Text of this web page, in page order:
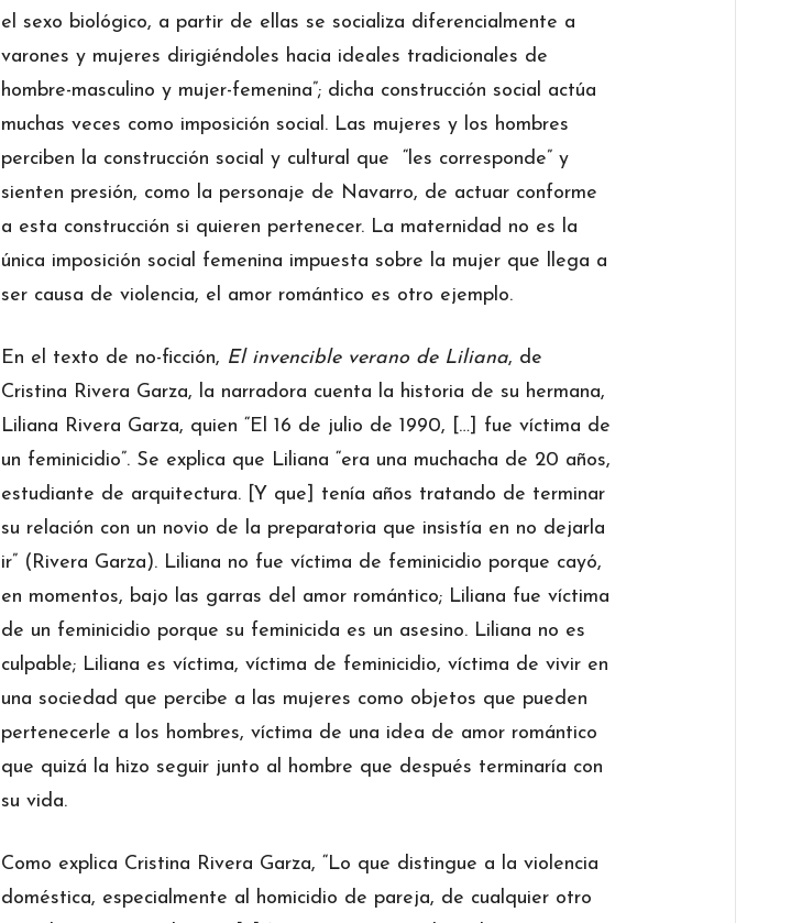
el sexo biológico, a partir de ellas se socializa diferencialmente a
varones y mujeres dirigiéndoles hacia ideales tradicionales de
hombre-masculino y mujer-femenina”; dicha construcción social actúa
muchas veces como imposición social. Las mujeres y los hombres
perciben la construcción social y cultural que “les corresponde” y
sienten presión, como la personaje de Navarro, de actuar conforme
a esta construcción si quieren pertenecer. La maternidad no es la
única imposición social femenina impuesta sobre la mujer que llega a
ser causa de violencia, el amor romántico es otro ejemplo.
En el texto de no-ficción, El invencible verano de Liliana, de
Cristina Rivera Garza, la narradora cuenta la historia de su hermana,
Liliana Rivera Garza, quien “El 16 de julio de 1990, […] fue víctima de
un feminicidio”. Se explica que Liliana “era una muchacha de 20 años,
estudiante de arquitectura. [Y que] tenía años tratando de terminar
su relación con un novio de la preparatoria que insistía en no dejarla
ir” (Rivera Garza). Liliana no fue víctima de feminicidio porque cayó,
en momentos, bajo las garras del amor romántico; Liliana fue víctima
de un feminicidio porque su feminicida es un asesino. Liliana no es
culpable; Liliana es víctima, víctima de feminicidio, víctima de vivir en
una sociedad que percibe a las mujeres como objetos que pueden
pertenecerle a los hombres, víctima de una idea de amor romántico
que quizá la hizo seguir junto al hombre que después terminaría con
su vida.
Como explica Cristina Rivera Garza, “Lo que distingue a la violencia
doméstica, especialmente al homicidio de pareja, de cualquier otro